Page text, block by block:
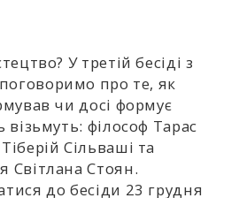
У третій бесіді з
поговоримо про те, як
чи досі формує
філософ Тарас
Сільваші та
Світлана Стоян.
до бесіди 23 грудня